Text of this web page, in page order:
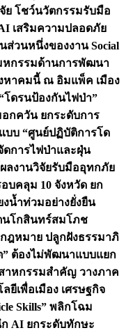
ย โชว์นวัตกรรมรับมือ
เสริมความปลอดภัย
วนหนึ่งของงาน Social
มหกรรมด้านการพัฒนา
หาคมนี้ ณ อิมแพ็ค เมือง
โดรนป้องกันไฟป่า”
กควัน ยกระดับการ
บบ “ศูนย์ปฏิบัติการโด
ดการไฟป่าและฝุ่น
ลงานวิจัยรับมืออุทกภัย
บคลุม 10 จังหวัด ยก
น้ำท่วมอย่างยั่งยืน
นโกสินทร์สมโภช
ฎหมาย ปลูกฝังธรรมาภิ
” ต้องไม่พัฒนาแบบแยก
าหกรรมสำคัญ วางภาค
เพื่อเมือง เศรษฐกิจ
Skills” พลิกโฉม
ก AI ยกระดับทักษะ